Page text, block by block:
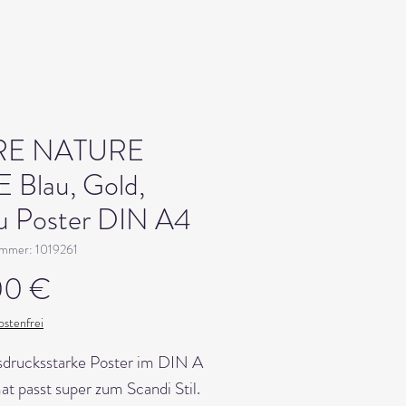
NATURE
Blau, Gold,
Poster DIN A4
1019261
€
Poster im DIN A
passt super zum Scandi Stil.